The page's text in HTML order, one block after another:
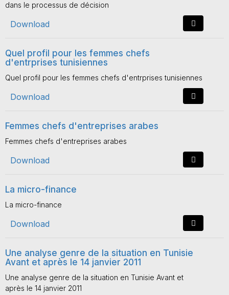
dans le processus de décision
Download
Quel profil pour les femmes chefs
d'entrprises tunisiennes
Quel profil pour les femmes chefs d'entrprises tunisiennes
Download
Femmes chefs d'entreprises arabes
Femmes chefs d'entreprises arabes
Download
La micro-finance
La micro-finance
Download
Une analyse genre de la situation en Tunisie
Avant et après le 14 janvier 2011
Une analyse genre de la situation en Tunisie Avant et
après le 14 janvier 2011